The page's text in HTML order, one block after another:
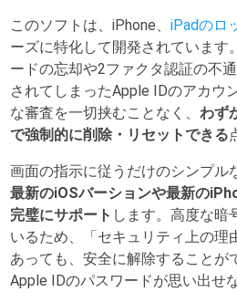
このソフトは、iPhone、iPadのロ
ーズに特化して開発されています
ードの忘却や2ファクタ認証の不
されてしまったApple IDのアカウ
な審査を一切挟むことなく、 わず
で強制的に削除・リセットできる
画面の指示に従うだけのシンプル
最新のiOSバーションや最新の
完璧にサポート します。高度な暗
いるため、「セキュリティ上の理
あっても、安全に解除することが
Apple IDのパスワードが思い出せ